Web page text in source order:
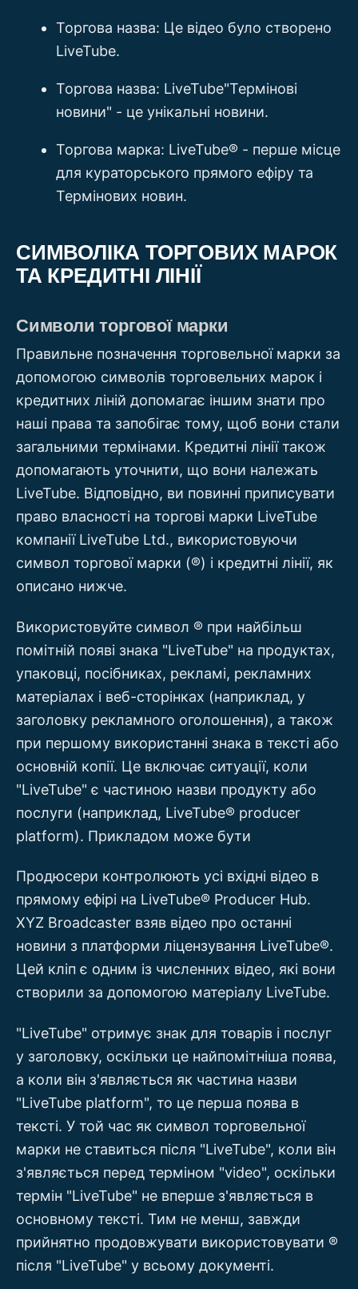
Торгова назва: Це відео було створено
LiveTube.
Торгова назва: LiveTube"Термінові
новини" - це унікальні новини.
Торгова марка: LiveTube® - перше місце
для кураторського прямого ефіру та
Термінових новин.
СИМВОЛІКА ТОРГОВИХ МАРОК
ТА КРЕДИТНІ ЛІНІЇ
Символи торгової марки
Правильне позначення торговельної марки за
допомогою символів торговельних марок і
кредитних ліній допомагає іншим знати про
наші права та запобігає тому, щоб вони стали
загальними термінами. Кредитні лінії також
допомагають уточнити, що вони належать
LiveTube. Відповідно, ви повинні приписувати
право власності на торгові марки LiveTube
компанії LiveTube Ltd., використовуючи
символ торгової марки (®) і кредитні лінії, як
описано нижче.
Використовуйте символ ® при найбільш
помітній появі знака "LiveTube" на продуктах,
упаковці, посібниках, рекламі, рекламних
матеріалах і веб-сторінках (наприклад, у
заголовку рекламного оголошення), а також
при першому використанні знака в тексті або
основній копії. Це включає ситуації, коли
"LiveTube" є частиною назви продукту або
послуги (наприклад, LiveTube® producer
platform). Прикладом може бути
Продюсери контролюють усі вхідні відео в
прямому ефірі на LiveTube® Producer Hub.
XYZ Broadcaster взяв відео про останні
новини з платформи ліцензування LiveTube®.
Цей кліп є одним із численних відео, які вони
створили за допомогою матеріалу LiveTube.
"LiveTube" отримує знак для товарів і послуг
у заголовку, оскільки це найпомітніша поява,
а коли він з'являється як частина назви
"LiveTube platform", то це перша поява в
тексті. У той час як символ торговельної
марки не ставиться після "LiveTube", коли він
з'являється перед терміном "video", оскільки
термін "LiveTube" не вперше з'являється в
основному тексті. Тим не менш, завжди
прийнятно продовжувати використовувати ®
після "LiveTube" у всьому документі.